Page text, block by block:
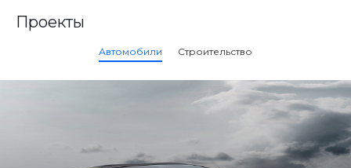
Проекты
Автомобили Строительство